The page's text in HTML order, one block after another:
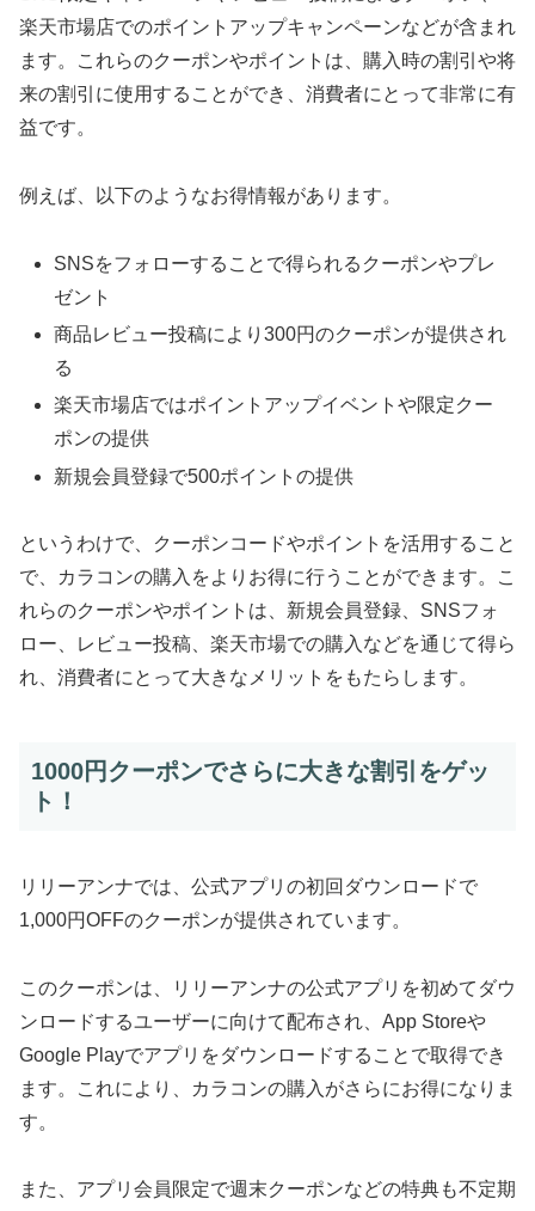
楽天市場店でのポイントアップキャンペーンなどが含まれ
ます。これらのクーポンやポイントは、購入時の割引や将
来の割引に使用することができ、消費者にとって非常に有
益です。
例えば、以下のようなお得情報があります。
SNSをフォローすることで得られるクーポンやプレ
ゼント
商品レビュー投稿により300円のクーポンが提供され
る
楽天市場店ではポイントアップイベントや限定クー
ポンの提供
新規会員登録で500ポイントの提供
というわけで、クーポンコードやポイントを活用すること
で、カラコンの購入をよりお得に行うことができます。こ
れらのクーポンやポイントは、新規会員登録、SNSフォ
ロー、レビュー投稿、楽天市場での購入などを通じて得ら
れ、消費者にとって大きなメリットをもたらします。
1000円クーポンでさらに大きな割引をゲッ
ト！
リリーアンナでは、公式アプリの初回ダウンロードで
1,000円OFFのクーポンが提供されています。
このクーポンは、リリーアンナの公式アプリを初めてダウ
ンロードするユーザーに向けて配布され、App Storeや
Google Playでアプリをダウンロードすることで取得でき
ます。これにより、カラコンの購入がさらにお得になりま
す。
また、アプリ会員限定で週末クーポンなどの特典も不定期